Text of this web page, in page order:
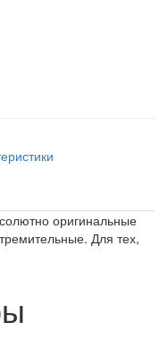
оригинальные
Для тех,